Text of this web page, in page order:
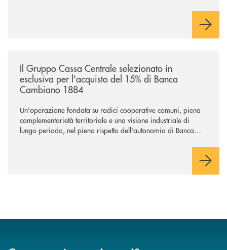
negoziazione esclusiva per la finalizzazione dell’operazione.
Il Gruppo Cassa Centrale selezionato in
esclusiva per l'acquisto del 15% di Banca
Cambiano 1884
Un'operazione fondata su radici cooperative comuni, piena
complementarietà territoriale e una visione industriale di
lungo periodo, nel pieno rispetto dell'autonomia di Banca
negoziazione esclusiva per la finalizzazione dell’operazione.